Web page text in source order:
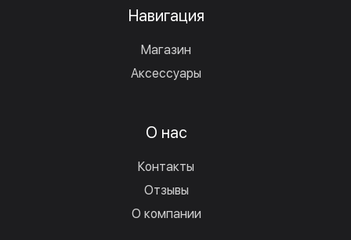
Навигация
Магазин
Аксессуары
О нас
Контакты
Отзывы
О компании